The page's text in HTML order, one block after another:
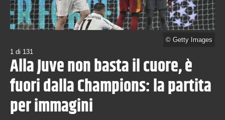
© Getty Images
1 di 131
Alla Juve non basta il cuore, è
fuori dalla Champions: la partita
per immagini